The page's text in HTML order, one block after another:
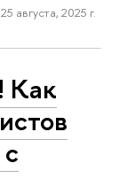
25 августа, 2025 г.
Как